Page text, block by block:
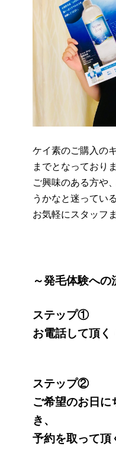
ケイ素のご購入の
までとなっており
ご興味のある方や
うかなと迷っている
お気軽にスタッフ
～発毛体験への
ステップ①
お電話して頂く
ステップ②
ご希望のお日に
き、
予約を取って頂